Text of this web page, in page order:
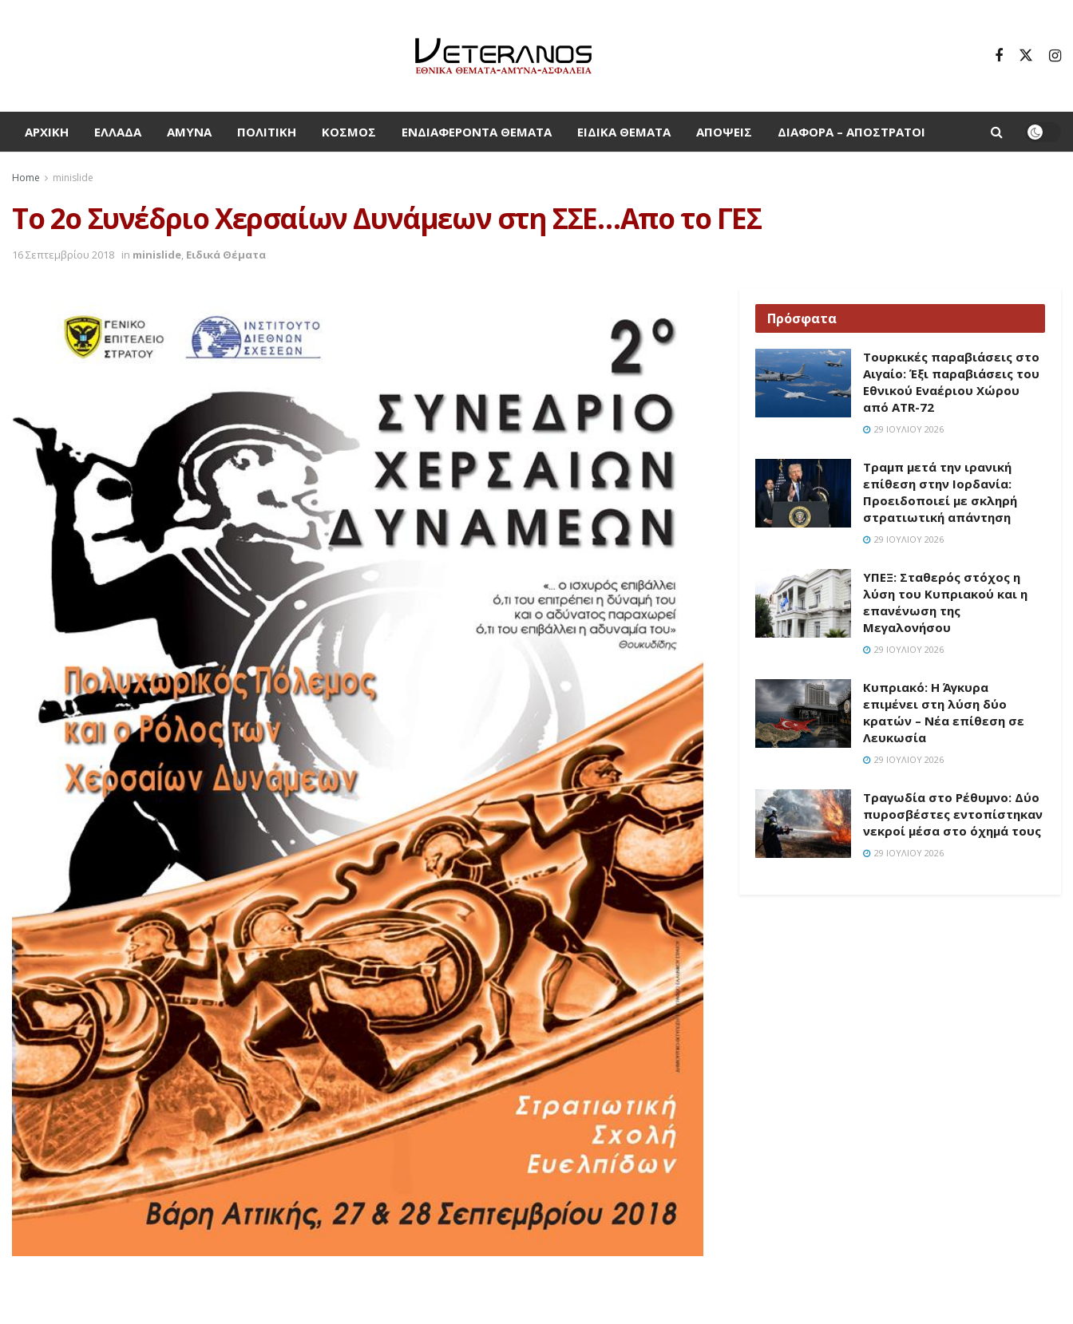
ΑΡΧΙΚΉ ΕΛΛΆΔΑ ΆΜΥΝΑ ΠΟΛΙΤΙΚΉ ΚΌΣΜΟΣ ΕΝΔΙΑΦΈΡΟΝΤΑ ΘΈΜΑΤΑ ΕΙΔΙΚΆ ΘΈΜΑΤΑ ΑΠΌΨΕΙΣ ΔΙΆΦΟΡΑ – ΑΠΌΣΤΡΑΤΟΙ
Home minislide
Το 2ο Συνέδριο Χερσαίων Δυνάμεων στη ΣΣΕ…Απο το ΓΕΣ
16 Σεπτεμβρίου 2018 in minislide, Ειδικά Θέματα
Πρόσφατα
Τουρκικές παραβιάσεις στο
Αιγαίο: Έξι παραβιάσεις του
Εθνικού Εναέριου Χώρου
από ATR-72
29 ΙΟΥΛΊΟΥ 2026
Τραμπ μετά την ιρανική
επίθεση στην Ιορδανία:
Προειδοποιεί με σκληρή
στρατιωτική απάντηση
29 ΙΟΥΛΊΟΥ 2026
ΥΠΕΞ: Σταθερός στόχος η
λύση του Κυπριακού και η
επανένωση της
Μεγαλονήσου
29 ΙΟΥΛΊΟΥ 2026
Κυπριακό: Η Άγκυρα
επιμένει στη λύση δύο
κρατών – Νέα επίθεση σε
Λευκωσία
29 ΙΟΥΛΊΟΥ 2026
Τραγωδία στο Ρέθυμνο: Δύο
πυροσβέστες εντοπίστηκαν
νεκροί μέσα στο όχημά τους
29 ΙΟΥΛΊΟΥ 2026